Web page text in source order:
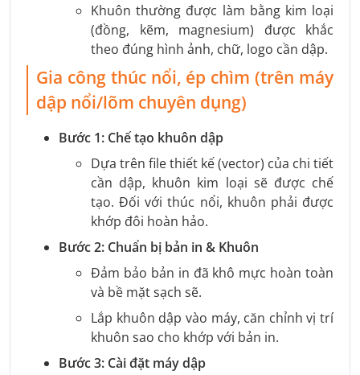
Khuôn thường được làm bằng kim loại
(đồng, kẽm, magnesium) được khắc
theo đúng hình ảnh, chữ, logo cần dập.
Gia công thúc nổi, ép chìm (trên máy
dập nổi/lõm chuyên dụng)
Bước 1: Chế tạo khuôn dập
Dựa trên file thiết kế (vector) của chi tiết
cần dập, khuôn kim loại sẽ được chế
tạo. Đối với thúc nổi, khuôn phải được
khớp đôi hoàn hảo.
Bước 2: Chuẩn bị bản in & Khuôn
Đảm bảo bản in đã khô mực hoàn toàn
và bề mặt sạch sẽ.
Lắp khuôn dập vào máy, căn chỉnh vị trí
khuôn sao cho khớp với bản in.
Bước 3: Cài đặt máy dập